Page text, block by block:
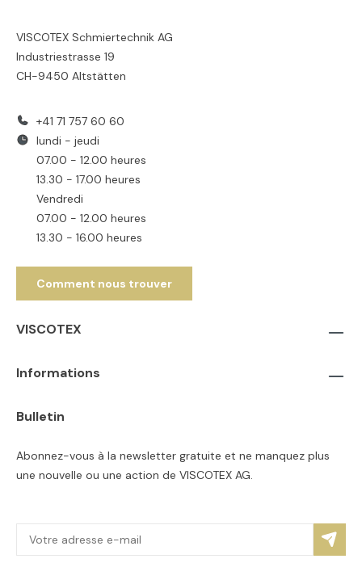
VISCOTEX Schmiertechnik AG
Industriestrasse 19
CH-9450 Altstätten
+41 71 757 60 60
lundi - jeudi
07.00 - 12.00 heures
13.30 - 17.00 heures
Vendredi
07.00 - 12.00 heures
13.30 - 16.00 heures
Comment nous trouver
VISCOTEX
Informations
Bulletin
Abonnez-vous à la newsletter gratuite et ne manquez plus
une nouvelle ou une action de VISCOTEX AG.